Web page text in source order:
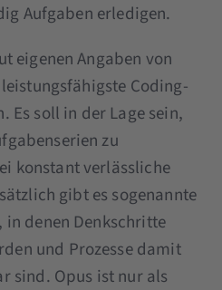
Aufgaben erledigen.
eigenen Angaben von
Coding-
Es soll in der Lage sein,
zu
konstant verlässliche
gibt es sogenannte
in denen Denkschritte
und Prozesse damit
sind. Opus ist nur als